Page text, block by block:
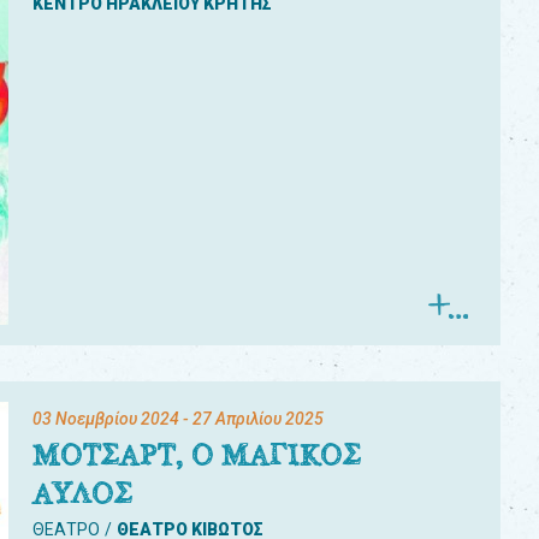
03 Νοεμβρίου 2024- 27 Απριλίου 2025
ΜΟΤΣΑΡΤ, Ο ΜΑΓΙΚΟΣ
ΑΥΛΟΣ
ΘΕΑΤΡΟ ΘΕΑΤΡΟ ΚΙΒΩΤΟΣ